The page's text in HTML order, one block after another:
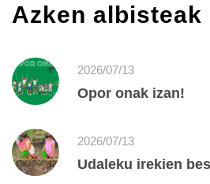
Azken albisteak
2026/07/13
Opor onak izan!
2026/07/13
Udaleku irekien